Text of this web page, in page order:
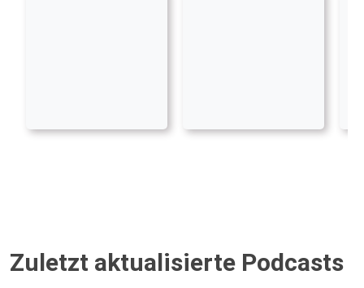
Zuletzt aktualisierte Podcasts